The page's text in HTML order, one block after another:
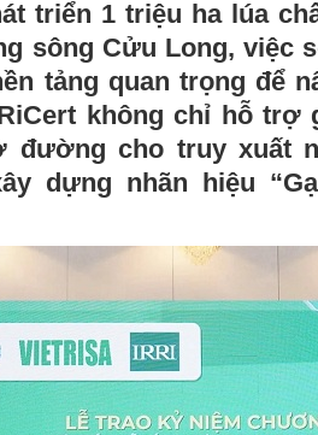
triển 1 triệu ha lúa
sông Cửu Long, việc
tảng quan trọng để
không chỉ hỗ trợ
đường cho truy xuất
dựng nhãn hiệu